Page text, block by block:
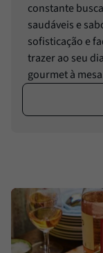
constante
saudáveis e
sofisticação e
trazer ao seu
gourmet à